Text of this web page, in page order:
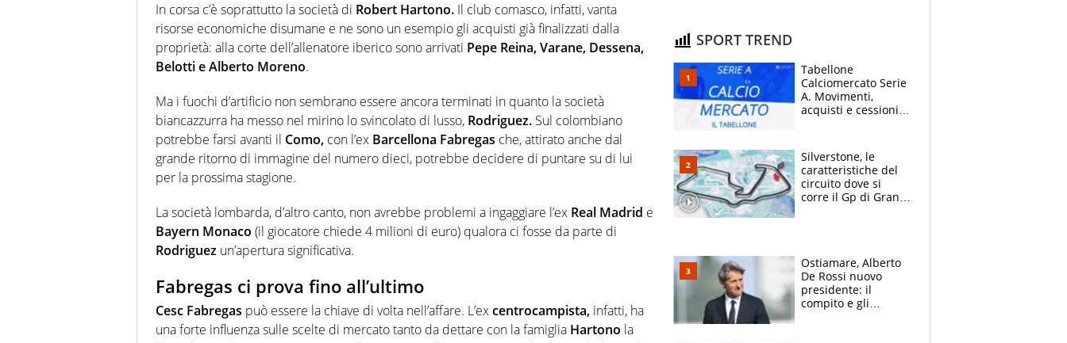
In corsa c’è soprattutto la società di Robert Hartono. Il club comasco, infatti, vanta
risorse economiche disumane e ne sono un esempio gli acquisti già finalizzati dalla
proprietà: alla corte dell’allenatore iberico sono arrivati Pepe Reina, Varane, Dessena,
Belotti e Alberto Moreno.
Ma i fuochi d’artificio non sembrano essere ancora terminati in quanto la società
biancazzurra ha messo nel mirino lo svincolato di lusso, Rodriguez. Sul colombiano
potrebbe farsi avanti il Como, con l’ex Barcellona Fabregas che, attirato anche dal
grande ritorno di immagine del numero dieci, potrebbe decidere di puntare su di lui
per la prossima stagione.
La società lombarda, d’altro canto, non avrebbe problemi a ingaggiare l’ex Real Madrid e
Bayern Monaco (il giocatore chiede 4 milioni di euro) qualora ci fosse da parte di
Rodriguez un’apertura significativa.
Fabregas ci prova fino all’ultimo
Cesc Fabregas può essere la chiave di volta nell’affare. L’excentrocampista, infatti, ha
una forte influenza sulle scelte di mercato tanto da dettare con la famiglia Hartono la
SPORT TREND
Tabellone
Calciomercato Serie
A. Movimenti,
acquisti e cessioni:
Silverstone, le
caratteristiche del
circuito dove si
corre il Gp di Gran
Ostiamare, Alberto
De Rossi nuovo
presidente: il
compito e gli